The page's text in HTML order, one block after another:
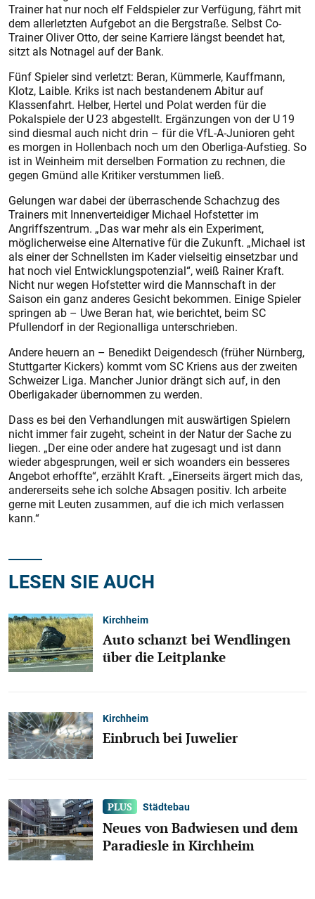
Trainer hat nur noch elf Feldspieler zur Verfügung, fährt mit
dem allerletzten Aufgebot an die Bergstraße. Selbst Co-
Trainer Oliver Otto, der seine Karriere längst beendet hat,
sitzt als Notnagel auf der Bank.
Fünf Spieler sind verletzt: Beran, Kümmerle, Kauffmann,
Klotz, Laible. Kriks ist nach bestandenem Abitur auf
Klassenfahrt. Helber, Hertel und Polat werden für die
Pokalspiele der U 23 abgestellt. Ergänzungen von der U 19
sind diesmal auch nicht drin – für die VfL-A-Junioren geht
es morgen in Hollenbach noch um den Oberliga-Aufstieg. So
ist in Weinheim mit derselben Formation zu rechnen, die
gegen Gmünd alle Kritiker verstummen ließ.
Gelungen war dabei der überraschende Schachzug des
Trainers mit Innenverteidiger Michael Hofstetter im
Angriffszentrum. „Das war mehr als ein Experiment,
möglicherweise eine Alternative für die Zukunft. „Michael ist
als einer der Schnellsten im Kader vielseitig einsetzbar und
hat noch viel Entwicklungspotenzial“, weiß Rainer Kraft.
Nicht nur wegen Hofstetter wird die Mannschaft in der
Saison ein ganz anderes Gesicht bekommen. Einige Spieler
springen ab – Uwe Beran hat, wie berichtet, beim SC
Pfullendorf in der Regionalliga unterschrieben.
Andere heuern an – Benedikt Deigendesch (früher Nürnberg,
Stuttgarter Kickers) kommt vom SC Kriens aus der zweiten
Schweizer Liga. Mancher Junior drängt sich auf, in den
Oberligakader übernommen zu werden.
Dass es bei den Verhandlungen mit auswärtigen Spielern
nicht immer fair zugeht, scheint in der Natur der Sache zu
liegen. „Der eine oder andere hat zugesagt und ist dann
wieder abgesprungen, weil er sich woanders ein besseres
Angebot erhoffte“, erzählt Kraft. „Einerseits ärgert mich das,
andererseits sehe ich solche Absagen positiv. Ich arbeite
gerne mit Leuten zusammen, auf die ich mich verlassen
kann.“
LESEN SIE AUCH
Kirchheim
Auto schanzt bei Wendlingen
über die Leitplanke
Kirchheim
Einbruch bei Juwelier
Städtebau
Neues von Badwiesen und dem
Paradiesle in Kirchheim